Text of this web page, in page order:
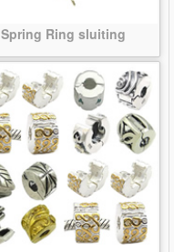
Spring Ring sluiting